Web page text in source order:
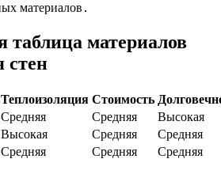
материалов․
таблица материалов
стен
Теплоизоляция Стоимость
Средняя Средняя
Высокая
Высокая Средняя
Средняя
Средняя Средняя Средняя